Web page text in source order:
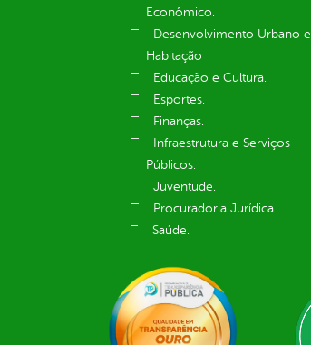
Econômico.
Desenvolvimento Urbano e
Habitação
Educação e Cultura.
Esportes.
Finanças.
Infraestrutura e Serviços
Públicos.
Juventude.
Procuradoria Jurídica.
Saúde.